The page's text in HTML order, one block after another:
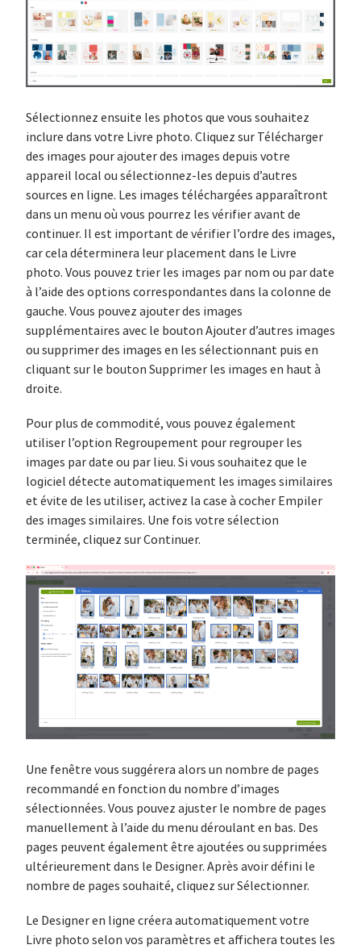
Sélectionnez ensuite les photos que vous souhaitez
inclure dans votre Livre photo. Cliquez sur Télécharger
des images pour ajouter des images depuis votre
appareil local ou sélectionnez-les depuis d’autres
sources en ligne. Les images téléchargées apparaîtront
dans un menu où vous pourrez les vérifier avant de
continuer. Il est important de vérifier l’ordre des images,
car cela déterminera leur placement dans le Livre
photo. Vous pouvez trier les images par nom ou par date
à l’aide des options correspondantes dans la colonne de
gauche. Vous pouvez ajouter des images
supplémentaires avec le bouton Ajouter d’autres images
ou supprimer des images en les sélectionnant puis en
cliquant sur le bouton Supprimer les images en haut à
droite.
Pour plus de commodité, vous pouvez également
utiliser l’option Regroupement pour regrouper les
images par date ou par lieu. Si vous souhaitez que le
logiciel détecte automatiquement les images similaires
et évite de les utiliser, activez la case à cocher Empiler
des images similaires. Une fois votre sélection
terminée, cliquez sur Continuer.
Une fenêtre vous suggérera alors un nombre de pages
recommandé en fonction du nombre d’images
sélectionnées. Vous pouvez ajuster le nombre de pages
manuellement à l’aide du menu déroulant en bas. Des
pages peuvent également être ajoutées ou supprimées
ultérieurement dans le Designer. Après avoir défini le
nombre de pages souhaité, cliquez sur Sélectionner.
Le Designer en ligne créera automatiquement votre
Livre photo selon vos paramètres et affichera toutes les